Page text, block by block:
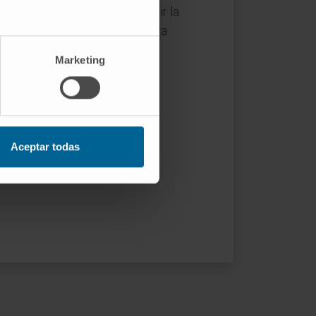
Marketing
Aceptar todas
en el cuello, dolor al abrir la
y con el tiempo dificultad para